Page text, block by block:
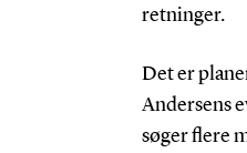
retninger.
Det er
Andersens
søger flere